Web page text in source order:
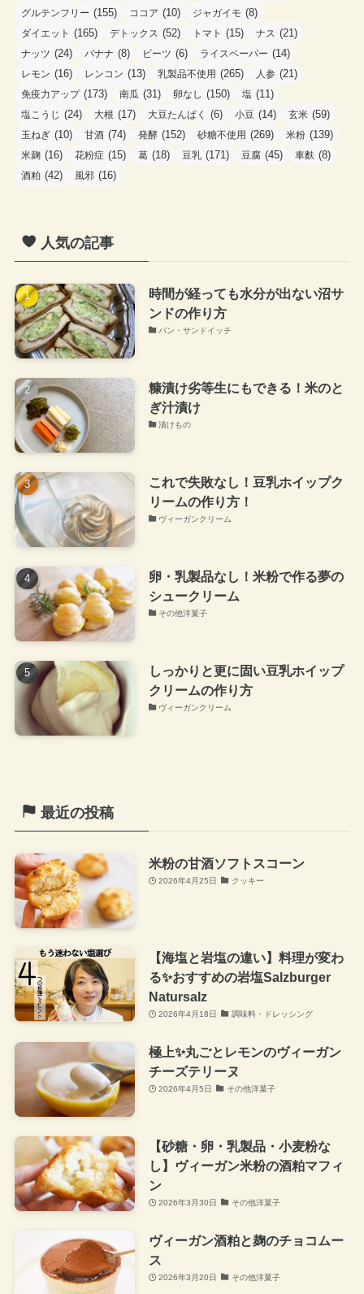
グルテンフリー (155) ココア (10) ジャガイモ (8)
ダイエット (165) デトックス (52) トマト (15) ナス (21)
ナッツ (24) バナナ (8) ビーツ (6) ライスペーパー (14)
レモン (16) レンコン (13) 乳製品不使用 (265) 人参 (21)
免疫力アップ(173) 南瓜 (31) 卵なし (150) 塩 (11)
塩こうじ (24) 大根 (17) 大豆たんぱく (6) 小豆 (14) 玄米 (59)
玉ねぎ (10) 甘酒 (74) 発酵 (152) 砂糖不使用 (269) 米粉 (139)
米麹 (16) 花粉症 (15) 葛 (18) 豆乳 (171) 豆腐 (45) 車麩 (8)
酒粕 (42) 風邪 (16)
人気の記事
時間が経っても水分が出ない沼サ
ンドの作り方
パン・サンドイッチ
糠漬け劣等生にもできる！米のと
ぎ汁漬け
漬けもの
これで失敗なし！豆乳ホイップク
リームの作り方！
ヴィーガンクリーム
卵・乳製品なし！米粉で作る夢の
シュークリーム
その他洋菓子
しっかりと更に固い豆乳ホイップ
クリームの作り方
ヴィーガンクリーム
最近の投稿
米粉の甘酒ソフトスコーン
2026年4月25日 クッキー
【海塩と岩塩の違い】料理が変わ
る✨おすすめの岩塩Salzburger
Natursalz
2026年4月18日 調味料・ドレッシング
極上✨丸ごとレモンのヴィーガン
チーズテリーヌ
2026年4月5日 その他洋菓子
【砂糖・卵・乳製品・小麦粉な
し】ヴィーガン米粉の酒粕マフィ
ン
2026年3月30日 その他洋菓子
ヴィーガン酒粕と麹のチョコムー
ス
2026年3月20日 その他洋菓子